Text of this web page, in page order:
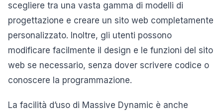
scegliere tra una vasta gamma di modelli di
progettazione e creare un sito web completamente
personalizzato. Inoltre, gli utenti possono
modificare facilmente il design e le funzioni del sito
web se necessario, senza dover scrivere codice o
conoscere la programmazione.
La facilità d’uso di Massive Dynamic è anche